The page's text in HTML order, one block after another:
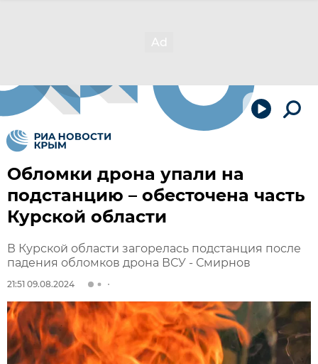
Обломки дрона упали на
подстанцию – обесточена часть
Курской области
В Курской области загорелась подстанция после
падения обломков дрона ВСУ - Смирнов
21:51 09.08.2024